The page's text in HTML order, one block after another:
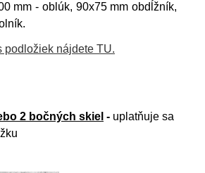
mm - oblúk, 90x75 mm obdĺžník,
podložiek nájdete TU.
2 bočných skiel - uplatňuje sa